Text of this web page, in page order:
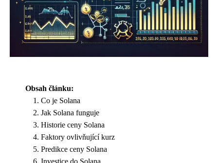
Obsah článku:
Co je Solana
Jak Solana funguje
Historie ceny Solana
Faktory ovlivňující kurz
Predikce ceny Solana
Investice do Solana